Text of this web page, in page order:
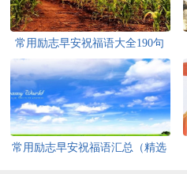
常用励志早安祝福语大全190句
精选
常用励志早安祝福语汇总（精选